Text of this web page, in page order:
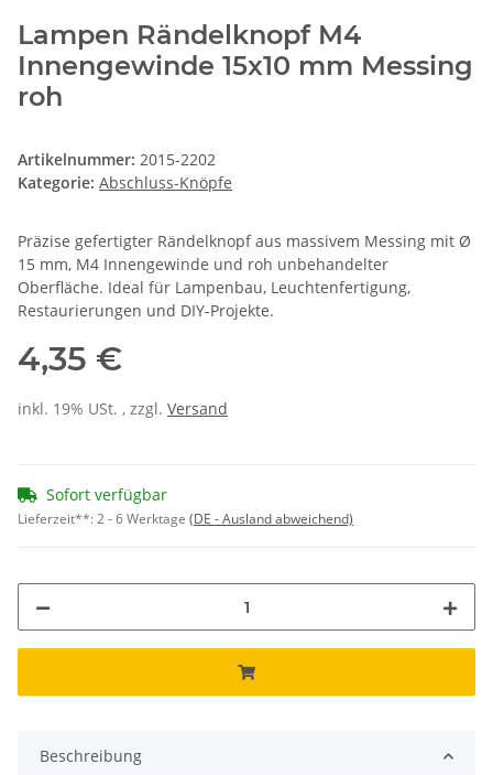
Lampen Rändelknopf M4
Innengewinde 15x10 mm Messing
roh
Artikelnummer: 2015-2202
Kategorie: Abschluss-Knöpfe
Präzise gefertigter Rändelknopf aus massivem Messing mit Ø
15 mm, M4 Innengewinde und roh unbehandelter
Oberfläche. Ideal für Lampenbau, Leuchtenfertigung,
Restaurierungen und DIY-Projekte.
4,35 €
inkl. 19% USt. , zzgl. Versand
Sofort verfügbar
Lieferzeit**:2 - 6 Werktage (DE - Ausland abweichend)
Beschreibung